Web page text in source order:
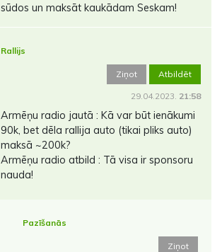
sūdos un maksāt kaukādam Seskam!
Rallijs
Ziņot Atbildēt
29.04.2023. 21:58
Armēņu radio jautā : Kā var būt ienākumi
90k, bet dēla rallija auto (tikai pliks auto)
maksā ~200k?
Armēņu radio atbild : Tā visa ir sponsoru
nauda!
Pazīšanās
Ziņot